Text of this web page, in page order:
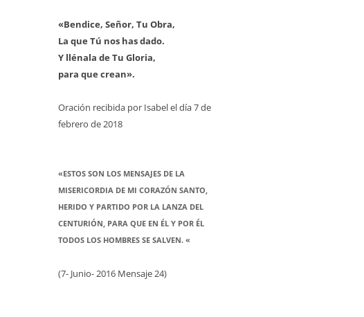
«Bendice, Señor, Tu Obra,
La que Tú nos has dado.
Y llénala de Tu Gloria,
para que crean».
Oración recibida por Isabel el día 7 de
febrero de 2018
«ESTOS SON LOS MENSAJES DE LA
MISERICORDIA DE MI CORAZÓN SANTO,
HERIDO Y PARTIDO POR LA LANZA DEL
CENTURIÓN, PARA QUE EN ÉL Y POR ÉL
TODOS LOS HOMBRES SE SALVEN. «
(7- Junio- 2016 Mensaje 24)